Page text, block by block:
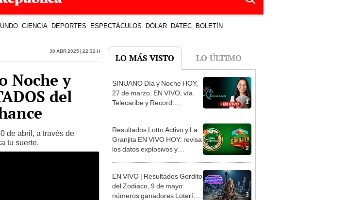
CIENCIA DEPORTES ESPECTÁCULOS DÓLAR DATEC BOLETÍN
30 Abr 2025 | 22:32 h
Noche y
del
de abril, a través de
tu suerte.
LO MÁS VISTO LO ÚLTIMO
1
SINUANO Día y Noche HOY,
27 de marzo, EN VIVO, vía
Telecaribe y Record:
2
Resultados Lotto Activo y La
Granjita EN VIVO HOY: revisa
los datos explosivos y
3
EN VIVO | Resultados Gordito
del Zodiaco, 9 de mayo:
números ganadores Lotería